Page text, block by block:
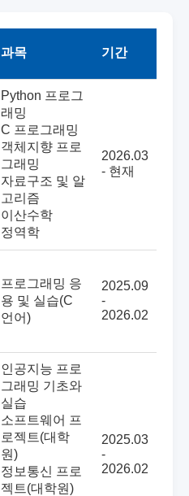
과목 기간
Python 프로그
래밍
C 프로그래밍
객체지향 프로
그래밍
자료구조 및 알
고리즘
이산수학
정역학
2026.03
- 현재
프로그래밍 응
용 및 실습(C
언어)
2025.09
-
2026.02
인공지능 프로
그래밍 기초와
실습
소프트웨어 프
로젝트(대학
원)
정보통신 프로
젝트(대학원)
2025.03
-
2026.02